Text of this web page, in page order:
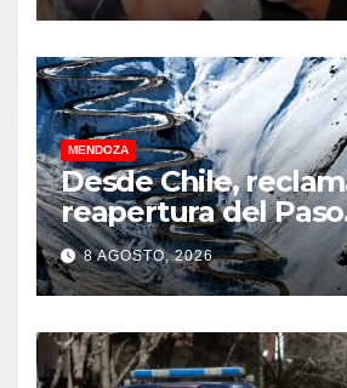
MENDOZA
Desde Chile,
reapertura del Paso
Internacional Los
Libertadores:
millonarias
8 AGOSTO, 2026